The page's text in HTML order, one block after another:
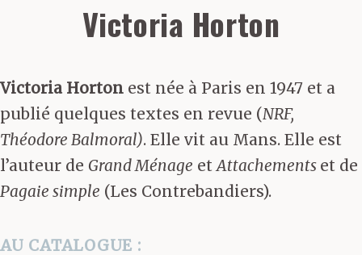
Victoria Horton
Victoria Horton est née à Paris en 1947 et a
publié quelques textes en revue (NRF,
Théodore Balmoral). Elle vit au Mans. Elle est
l’auteur de Grand Ménage etAttachements et de
Pagaie simple (Les Contrebandiers).
AU CATALOGUE :